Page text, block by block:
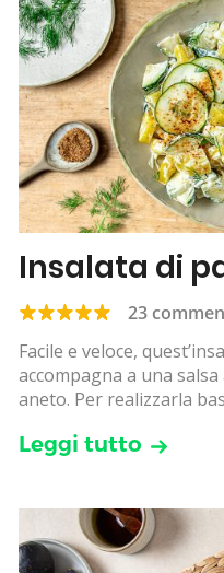
Insalata di
23
Facile e veloce,
accompagna a una
aneto. Per realizzarla
Leggi tutto